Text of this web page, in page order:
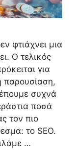
φτιάχνει μια
Ο τελικός
για
παρουσίαση,
συχνά
ποσά
τον πιο
το SEO.
…